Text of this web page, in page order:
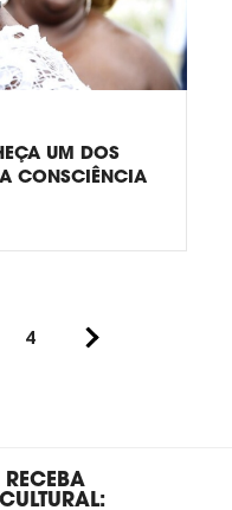
UM DOS
CONSCIÊNCIA
4
RECEBA